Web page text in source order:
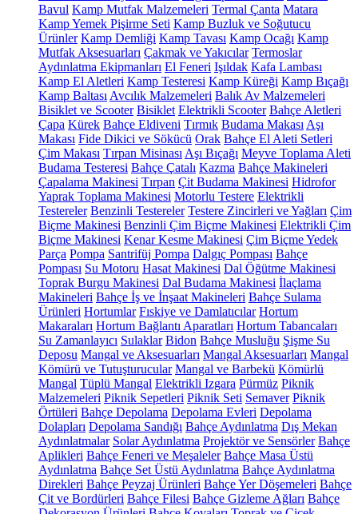
Bavul Kamp Mutfak Malzemeleri Termal Çanta Matara
Kamp Yemek Pişirme Seti Kamp Buzluk ve Soğutucu
Ürünler Kamp Demliği Kamp Tavası Kamp Ocağı Kamp
Mutfak Aksesuarları Çakmak ve Yakıcılar Termoslar
Aydınlatma Ekipmanları El Feneri Işıldak Kafa Lambası
Kamp El Aletleri Kamp Testeresi Kamp Küreği Kamp Bıçağı
Kamp Baltası Avcılık Malzemeleri Balık Av Malzemeleri
Bisiklet ve Scooter Bisiklet Elektrikli Scooter Bahçe Aletleri
Çapa Kürek Bahçe Eldiveni Tırmık Budama Makası Aşı
Makası Fide Dikici ve Sökücü Orak Bahçe El Aleti Setleri
Çim Makası Tırpan Misinası Aşı Bıçağı Meyve Toplama Aleti
Budama Testeresi Bahçe Çatalı Kazma Bahçe Makineleri
Çapalama Makinesi Tırpan Çit Budama Makinesi Hidrofor
Yaprak Toplama Makinesi Motorlu Testere Elektrikli
Testereler Benzinli Testereler Testere Zincirleri ve Yağları Çim
Biçme Makinesi Benzinli Çim Biçme Makinesi Elektrikli Çim
Biçme Makinesi Kenar Kesme Makinesi Çim Biçme Yedek
Parça Pompa Santrifüj Pompa Dalgıç Pompası Bahçe
Pompası Su Motoru Hasat Makinesi Dal Öğütme Makinesi
Toprak Burgu Makinesi Dal Budama Makinesi İlaçlama
Makineleri Bahçe İş ve İnşaat Makineleri Bahçe Sulama
Ürünleri Hortumlar Fıskiye ve Damlatıcılar Hortum
Makaraları Hortum Bağlantı Aparatları Hortum Tabancaları
Su Zamanlayıcı Sulaklar Bidon Bahçe Musluğu Şişme Su
Deposu Mangal ve Aksesuarları Mangal Aksesuarları Mangal
Kömürü ve Tutuşturucular Mangal ve Barbekü Kömürlü
Mangal Tüplü Mangal Elektrikli Izgara Pürmüz Piknik
Malzemeleri Piknik Sepetleri Piknik Seti Semaver Piknik
Örtüleri Bahçe Depolama Depolama Evleri Depolama
Dolapları Depolama Sandığı Bahçe Aydınlatma Dış Mekan
Aydınlatmalar Solar Aydınlatma Projektör ve Sensörler Bahçe
Aplikleri Bahçe Feneri ve Meşaleler Bahçe Masa Üstü
Aydınlatma Bahçe Set Üstü Aydınlatma Bahçe Aydınlatma
Direkleri Bahçe Peyzaj Ürünleri Bahçe Yer Döşemeleri Bahçe
Çit ve Bordürleri Bahçe Filesi Bahçe Gizleme Ağları Bahçe